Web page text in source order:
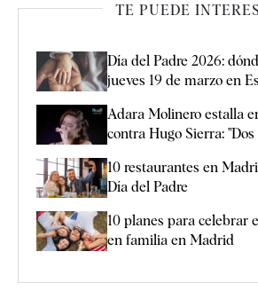
TE PUEDE
Día del Padre 2026:
jueves 19 de marzo en
Adara Molinero estalla
contra Hugo Sierra:
10 restaurantes en
Día del Padre
10 planes para celebrar
en familia en Madrid